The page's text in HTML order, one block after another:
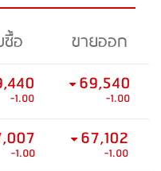
อ
ขายออก
-1.00
69,540
-1.00
-1.00
67,102
-1.00